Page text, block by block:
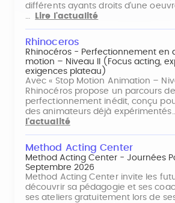
différents ayants droits d'une
…
Lire l'actualité
Rhinoceros
Rhinocéros - Perfectionnement en
motion – Niveau II (Focus acting,
exigences plateau)
Avec « Stop Motion Animation –
Rhinocéros propose un parcours de
perfectionnement inédit, conçu
des animateurs déjà
l'actualité
Method Acting Center
Method Acting Center - Journées
Septembre 2026
Method Acting Center invite les
découvrir sa pédagogie et ses
ses ateliers gratuitement lors de